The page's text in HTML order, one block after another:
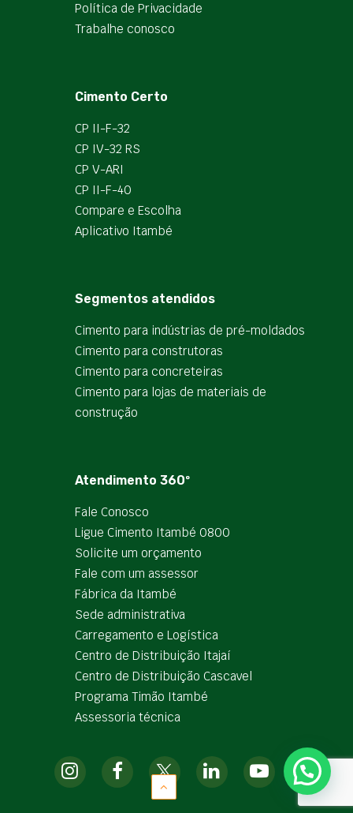
Política de Privacidade
Trabalhe conosco
Cimento Certo
CP II-F-32
CP IV-32 RS
CP V-ARI
CP II-F-40
Compare e Escolha
Aplicativo Itambé
Segmentos atendidos
Cimento para indústrias de pré-moldados
Cimento para construtoras
Cimento para concreteiras
Cimento para lojas de materiais de
construção
Atendimento 360º
Fale Conosco
Ligue Cimento Itambé 0800
Solicite um orçamento
Fale com um assessor
Fábrica da Itambé
Sede administrativa
Carregamento e Logística
Centro de Distribuição Itajaí
Centro de Distribuição Cascavel
Programa Timão Itambé
Assessoria técnica